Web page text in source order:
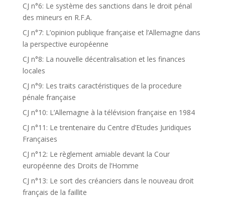
CJ n°6: Le système des sanctions dans le droit pénal
des mineurs en R.F.A.
CJ n°7: L’opinion publique française et l’Allemagne dans
la perspective européenne
CJ n°8: La nouvelle décentralisation et les finances
locales
CJ n°9: Les traits caractéristiques de la procedure
pénale française
CJ n°10: L’Allemagne à la télévision française en 1984
CJ n°11: Le trentenaire du Centre d’Etudes Juridiques
Françaises
CJ n°12: Le règlement amiable devant la Cour
européenne des Droits de l’Homme
CJ n°13: Le sort des créanciers dans le nouveau droit
français de la faillite